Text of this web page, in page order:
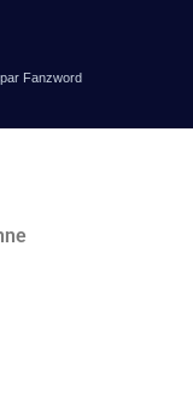
Fanzword